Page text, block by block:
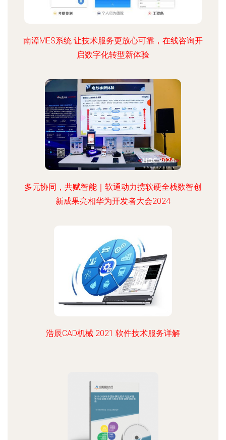
南漳MES系统 让技术服务更放心可靠，在线咨询开
启数字化转型新体验
多元协同，共赋智能｜软通动力携软硬全栈数智创
新成果亮相华为开发者大会2024
浩辰CAD机械 2021 软件技术服务详解